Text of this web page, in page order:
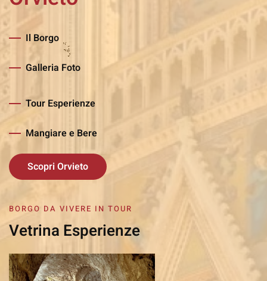
Il Borgo
Galleria Foto
Tour Esperienze
Mangiare e Bere
Scopri Orvieto
BORGO DA VIVERE IN TOUR
Vetrina Esperienze